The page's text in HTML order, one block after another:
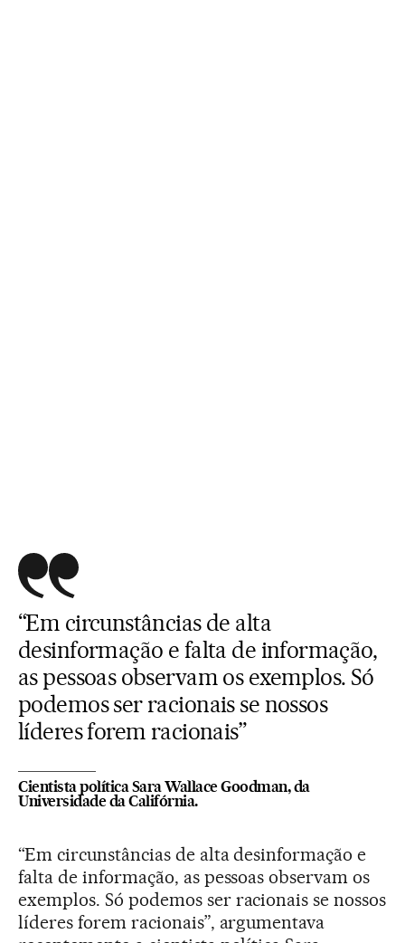
“Em circunstâncias de alta
desinformação e falta de informação,
as pessoas observam os exemplos. Só
podemos ser racionais se nossos
líderes forem racionais”
Cientista política Sara Wallace Goodman, da
Universidade da Califórnia.
“Em circunstâncias de alta desinformação e
falta de informação, as pessoas observam os
exemplos. Só podemos ser racionais se nossos
líderes forem racionais”, argumentava